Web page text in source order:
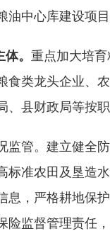
油中心库建设项
。 重点加大培
食类龙头企业、
、县财政局等按
管。建立健全防
标准农田及垦造
息，严格耕地保
险监督管理责任